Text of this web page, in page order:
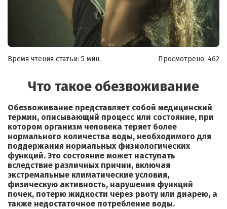
Время чтения статьи: 5 мин. Просмотрено: 462
Что такое обезвоживание
Обезвоживание представляет собой медицинский
термин, описывающий процесс или состояние, при
котором организм человека теряет более
нормального количества воды, необходимого для
поддержания нормальных физиологических
функций. Это состояние может наступать
вследствие различных причин, включая
экстремальные климатические условия,
физическую активность, нарушения функций
почек, потерю жидкости через рвоту или диарею, а
также недостаточное потребление воды.